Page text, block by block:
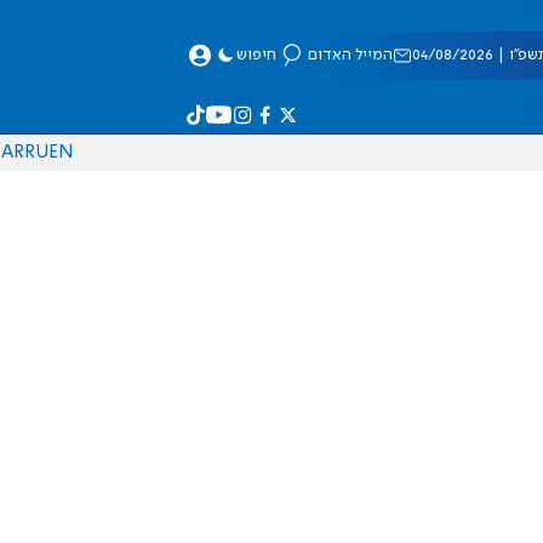
08/2026 המייל האדום חיפוש
EN
RU
AR